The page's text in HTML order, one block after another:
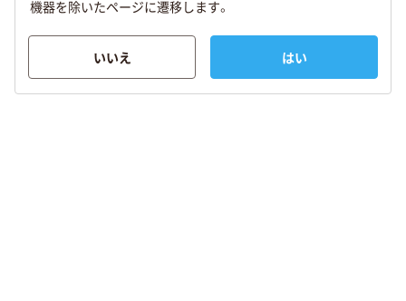
機器を除いたページに遷移します。
いいえ はい